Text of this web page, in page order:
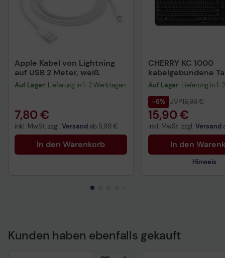
Apple Kabel von Lightning
auf USB 2 Meter, weiß
Auf Lager: Lieferung in 1-2 Werktagen
7,80 €
inkl. MwSt. zzgl. Versand ab 5,99 €
In den Warenkorb
CHERRY KC 1000
kabelgebundene
QWERTZ DE -
Auf Lager: Lieferung in
-6% UVP16,99 €
15,90 €
inkl. MwSt. zzgl. Versand
In den
Hinweis
Technisches
Kunden haben ebenfalls gekauft